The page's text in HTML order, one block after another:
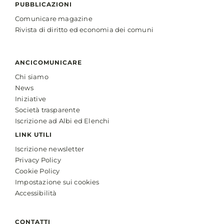
PUBBLICAZIONI
Comunicare magazine
Rivista di diritto ed economia dei comuni
ANCICOMUNICARE
Chi siamo
News
Iniziative
Società trasparente
Iscrizione ad Albi ed Elenchi
LINK UTILI
Iscrizione newsletter
Privacy Policy
Cookie Policy
Impostazione sui cookies
Accessibilità
CONTATTI